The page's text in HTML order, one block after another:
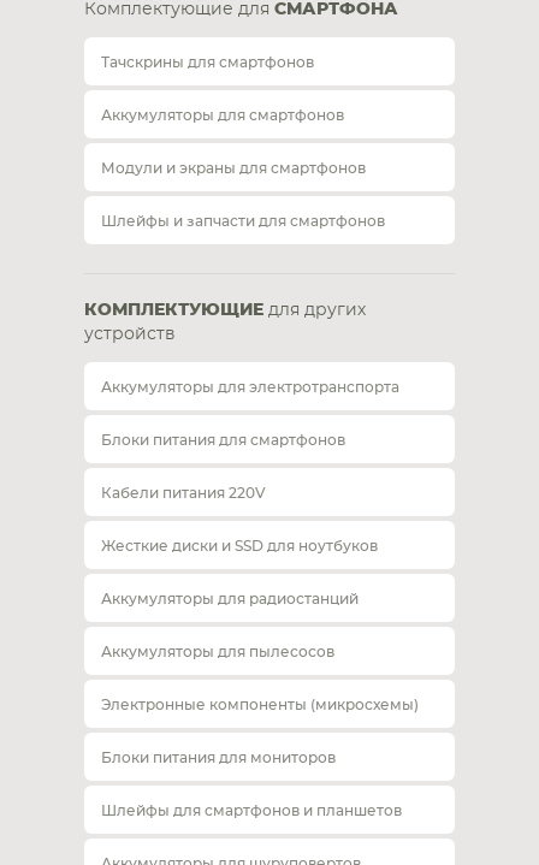
Комплектующие для СМАРТФОНА
Тачскрины для смартфонов
Аккумуляторы для смартфонов
Модули и экраны для смартфонов
Шлейфы и запчасти для смартфонов
КОМПЛЕКТУЮЩИЕ для других
устройств
Аккумуляторы для электротранспорта
Блоки питания для смартфонов
Кабели питания 220V
Жесткие диски и SSD для ноутбуков
Аккумуляторы для радиостанций
Аккумуляторы для пылесосов
Электронные компоненты (микросхемы)
Блоки питания для мониторов
Шлейфы для смартфонов и планшетов